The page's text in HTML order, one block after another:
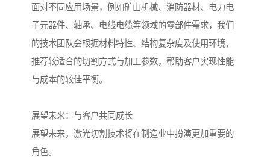
面对不同应用场景，例如矿山机械、消防器材、电力电
子元器件、轴承、电线电缆等领域的零部件需求，我们
的技术团队会根据材料特性、结构复杂度及使用环境，
推荐较适合的切割方式与加工参数，帮助客户实现性能
与成本的较佳平衡。
展望未来：与客户共同成长
展望未来，激光切割技术将在制造业中扮演更加重要的
角色。